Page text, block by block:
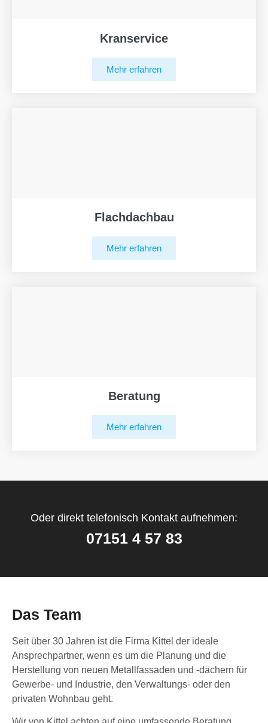
Kranservice
Mehr erfahren
Flachdachbau
Mehr erfahren
Beratung
Mehr erfahren
Oder direkt telefonisch Kontakt aufnehmen:
07151 4 57 83
Das Team
Seit über 30 Jahren ist die Firma Kittel der ideale
Ansprechpartner, wenn es um die Planung und die
Herstellung von neuen Metallfassaden und -dächern für
Gewerbe- und Industrie, den Verwaltungs- oder den
privaten Wohnbau geht.